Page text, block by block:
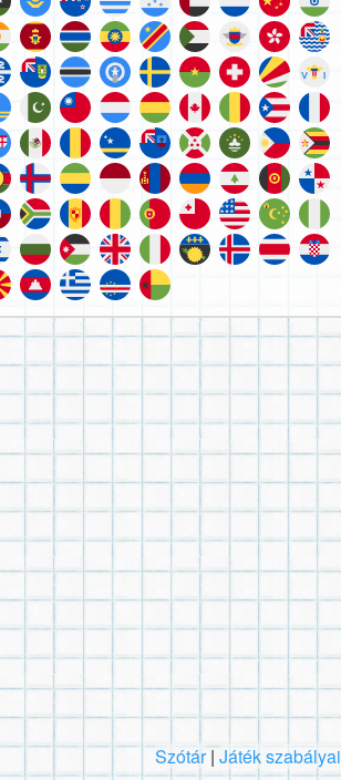
Szótár| Játék szabályai